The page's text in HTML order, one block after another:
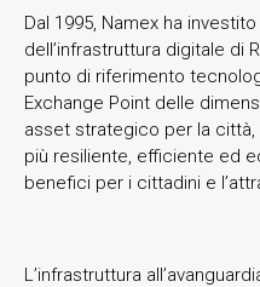
Dal 1995, Namex ha
dell’infrastruttura digitale di
punto di riferimento
Exchange Point delle
asset strategico per la
più resiliente, efficiente ed
benefici per i cittadini e
L’infrastruttura